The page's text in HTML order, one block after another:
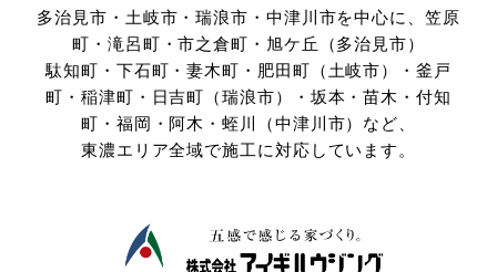
多治見市・土岐市・瑞浪市・中津川市を中心に、笠原
町・滝呂町・市之倉町・旭ケ丘（多治見市）
駄知町・下石町・妻木町・肥田町（土岐市）・釜戸
町・稲津町・日吉町（瑞浪市）・坂本・苗木・付知
町・ 福岡・阿木・蛭川（中津川市）など、
東濃エリア全域で施工に対応しています。